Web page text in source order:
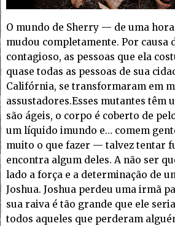
O mundo de Sherry — de uma
mudou completamente. Por causa
contagioso, as pessoas que ela
quase todas as pessoas de sua
Califórnia, se transformaram em
assustadores.Esses mutantes têm
são ágeis, o corpo é coberto de
um líquido imundo e… comem
muito o que fazer — talvez tentar
encontra algum deles. A não ser
lado a força e a determinação de
Joshua. Joshua perdeu uma irmã
sua raiva é tão grande que ele
todos aqueles que perderam